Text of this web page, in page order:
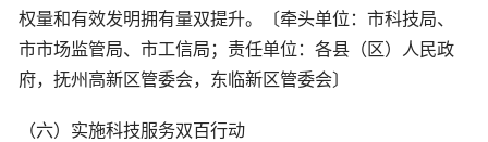
权量和有效发明拥有量双提升。〔牵头单位：市科技局、
市市场监管局、市工信局；责任单位：各县（区）人民政
府，抚州高新区管委会，东临新区管委会〕
（六）实施科技服务双百行动